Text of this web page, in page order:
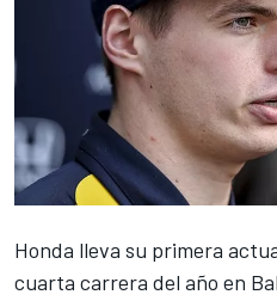
Honda lleva su primera
cuarta carrera del año en